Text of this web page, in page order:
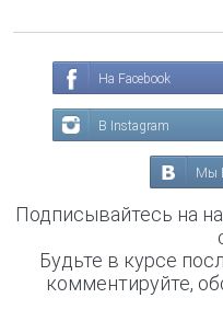
На Facebook
В Instagram
Мы
Подписывайтесь на
Будьте в курсе
комментируйте,